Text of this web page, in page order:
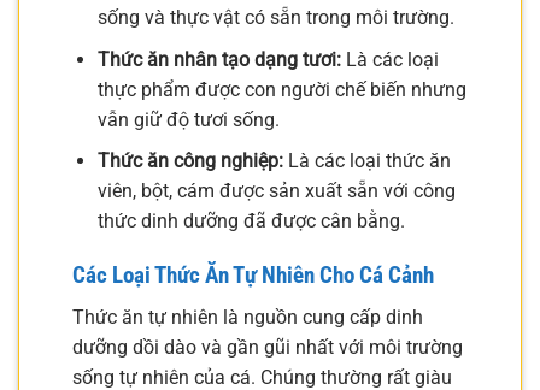
sống và thực vật có sẵn trong môi trường.
Thức ăn nhân tạo dạng tươi:Là các loại
thực phẩm được con người chế biến nhưng
vẫn giữ độ tươi sống.
Thức ăn công nghiệp:Là các loại thức ăn
viên, bột, cám được sản xuất sẵn với công
thức dinh dưỡng đã được cân bằng.
Các Loại Thức Ăn Tự Nhiên Cho Cá Cảnh
Thức ăn tự nhiên là nguồn cung cấp dinh
dưỡng dồi dào và gần gũi nhất với môi trường
sống tự nhiên của cá. Chúng thường rất giàu